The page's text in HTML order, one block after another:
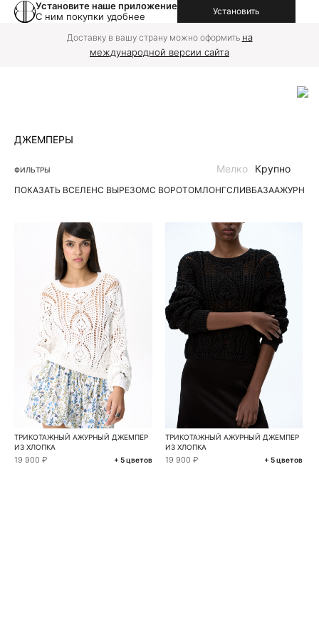
Установите наше приложение
С ним покупки удобнее
Установить
Доставку в вашу страну можно оформить на
международной версии сайта
ДЖЕМПЕРЫ
ФИЛЬТРЫ
ПОКАЗАТЬ ВСЕЛЕНС ВЫРЕЗОМС ВОРОТОМЛОНГСЛИВБАЗААЖУРНЫЕ
Мелко Крупно
ТРИКОТАЖНЫЙ АЖУРНЫЙ ДЖЕМПЕР
ИЗ ХЛОПКА
19 900 ₽ + 5 цветов
ТРИКОТАЖНЫЙ АЖУРНЫЙ ДЖЕМПЕР
ИЗ ХЛОПКА
19 900 ₽ + 5 цветов